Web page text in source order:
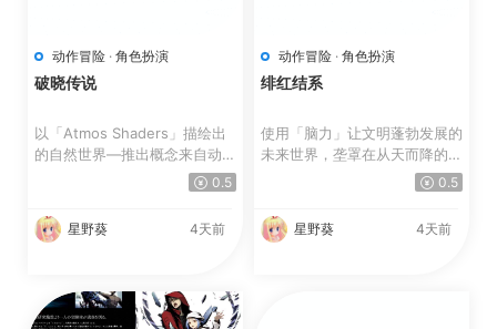
动作冒险 · 角色扮演
破晓传说
以「Atmos Shaders」描绘出
的自然世界—推出概念来自动画
风格与水彩画的全新图像着...0.5
星野葵 4天前
动作冒险 · 角色扮演
绯红结系
使用「脑力」让文明蓬勃发展的
未来世界，垄罩在从天而降的
0.5
星野葵 4天前